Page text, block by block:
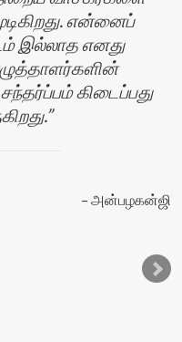
என்னைப்
இல்லாத எனது
கிடைப்பது
அன்பழகன்ஜி